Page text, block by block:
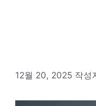
12월 20, 2025 작성